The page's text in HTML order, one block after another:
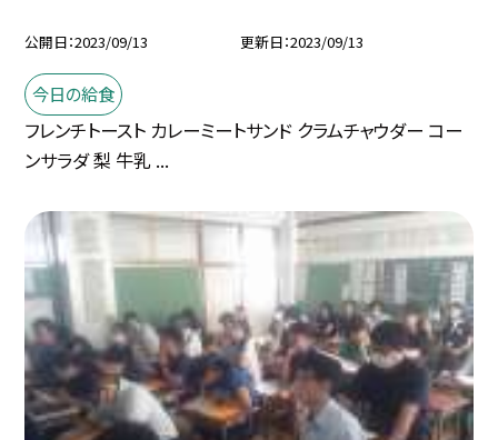
公開日 2023/09/13 更新日 2023/09/13
今日の給食
フレンチトースト カレーミートサンド クラムチャウダー コー
ンサラダ 梨 牛乳 ...